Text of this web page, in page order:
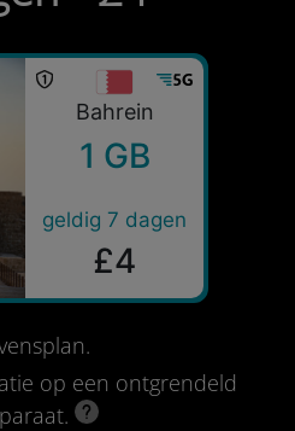
Bahrein
1 GB
geldig 7 dagen
£4
op een ontgrendeld